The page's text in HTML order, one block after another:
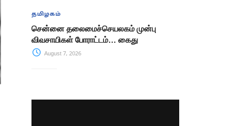
தமிழகம்
சென்னை தலைமைச்செயலகம் முன்பு
விவசாயிகள் போராட்டம்… கைது
August 7, 2026